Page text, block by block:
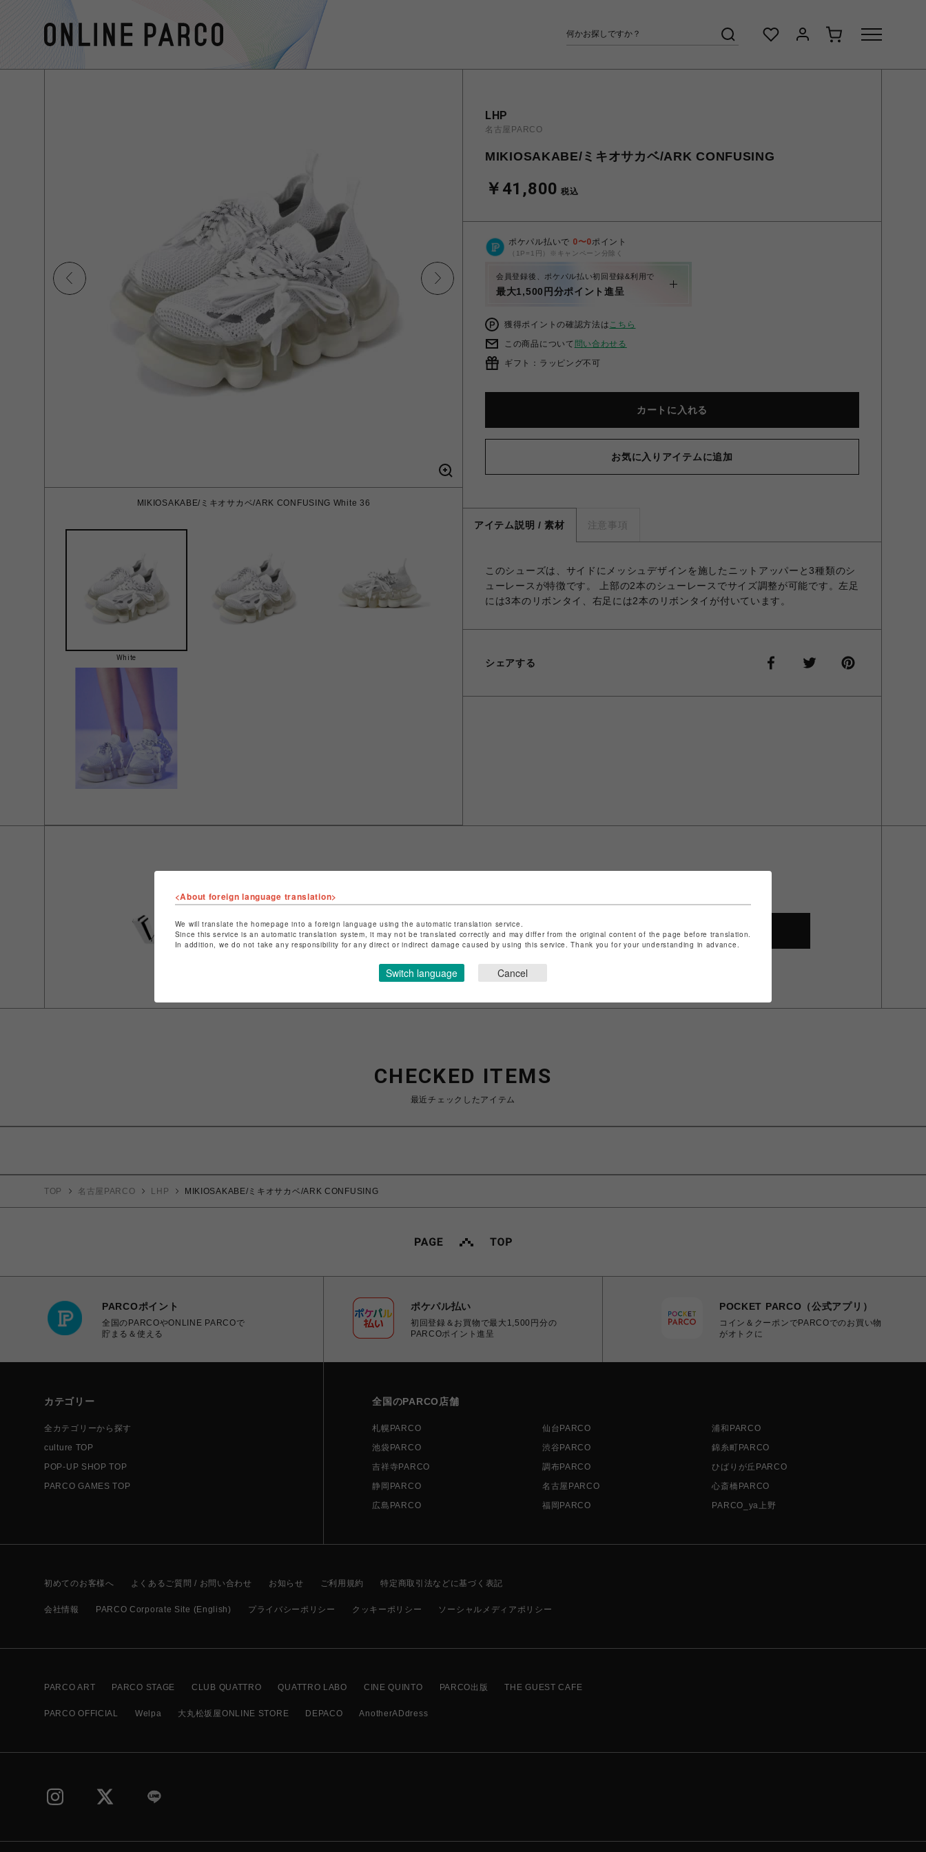
MIKIOSAKABE/ミキオサカベ/ARK CONFUSING White 36
White
LHP
名古屋PARCO
MIKIOSAKABE/ミキオサカベ/ARK CONFUSING
￥41,800 税込
ポケパル払いで 0〜0ポイント
（1P=1円）※キャンペーン分除く
会員登録後、ポケパル払い初回登録&利用で
最大1,500円分ポイント進呈
獲得ポイントの確認方法はこちら
この商品について 問い合わせる
ギフト：ラッピング不可
カートに入れる
お気に入りアイテムに追加
アイテム説明 / 素材 注意事項
このシューズは、サイドにメッシュデザインを施したニットアッパーと3種類のシ
ューレースが特徴です。 上部の2本のシューレースでサイズ調整が可能です。左足
には3本のリボンタイ、右足には2本のリボンタイが付いています。
シェアする
ショップ名
特定商取引法など法令に基づく表記はこちら
ショップお問い合わせはこちら
SHOP TOP
CHECKED ITEMS
最近チェックしたアイテム
TOP 名古屋PARCO LHP MIKIOSAKABE/ミキオサカベ/ARK CONFUSING
PARCOポイント
全国のPARCOやONLINE PARCOで
貯まる＆使える
ポケパル払い
初回登録＆お買物で最大1,500円分の
PARCOポイント進呈
POCKET PARCO（公式アプリ）
コイン＆クーポンでPARCOでのお買い物
がオトクに
カテゴリー
全カテゴリーから探す
culture TOP
POP-UP SHOP TOP
PARCO GAMES TOP
全国のPARCO店舗
札幌PARCO 仙台PARCO
浦和PARCO
池袋PARCO
渋谷PARCO
錦糸町PARCO
吉祥寺PARCO
調布PARCO
ひばりが丘PARCO
静岡PARCO
名古屋PARCO
心斎橋PARCO
広島PARCO
福岡PARCO PARCO_ya上野
初めてのお客様へ よくあるご質問 / お問い合わせ お知らせ ご利用規約 特定商取引法などに基づく表記
会社情報 PARCO Corporate Site (English) プライバシーポリシー クッキーポリシー ソーシャルメディアポリシー
PARCO ART PARCO STAGE CLUB QUATTRO QUATTRO LABO CINE QUINTO PARCO出版 THE GUEST CAFE
PARCO OFFICIAL Welpa 大丸松坂屋ONLINE STORE DEPACO AnotherADdress
<About foreign language translation>
We will translate the homepage into a foreign language using the automatic translation service.
Since this service is an automatic translation system, it may not be translated correctly and may differ from the original content of the page before translation.
In addition, we do not take any responsibility for any direct or indirect damage caused by using this service. Thank you for your understanding in advance.
Switch language Cancel